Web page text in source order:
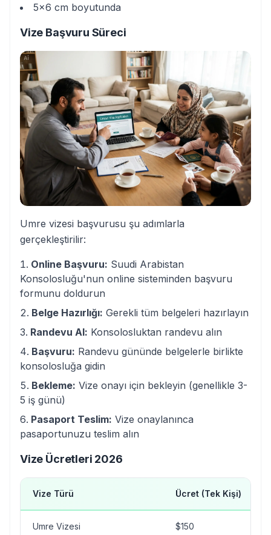
5x6 cm boyutunda
Vize Başvuru Süreci
Umre vizesi başvurusu şu adımlarla
gerçekleştirilir:
Online Başvuru: Suudi Arabistan
Konsolosluğu'nun online sisteminden başvuru
formunu doldurun
Belge Hazırlığı: Gerekli tüm belgeleri hazırlayın
Randevu Al: Konsolosluktan randevu alın
Başvuru: Randevu gününde belgelerle birlikte
konsolosluğa gidin
Bekleme: Vize onayı için bekleyin (genellikle 3-
5 iş günü)
Pasaport Teslim: Vize onaylanınca
pasaportunuzu teslim alın
Vize Ücretleri 2026
Vize Türü Ücret (Tek Kişi)
Umre Vizesi $150